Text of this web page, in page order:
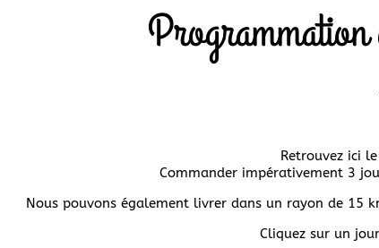
Programmation
Retrouvez ici
Commander impérativement 3
Nous pouvons également livrer dans un rayon de 15
Cliquez sur un